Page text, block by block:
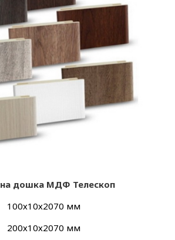
на дошка МДФ Телескоп
100х10х2070 мм
200х10х2070 мм